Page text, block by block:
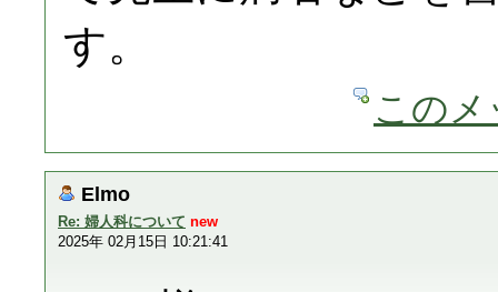
す。
この
Elmo
Re: 婦人科について new
2025年 02月15日 10:21:41